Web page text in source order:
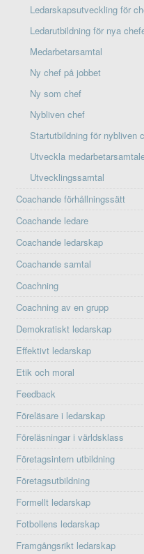
Ledarskapsutveckling för
Ledarutbildning för nya
Medarbetarsamtal
Ny chef på jobbet
Ny som chef
Nybliven chef
Startutbildning för nybliven
Utveckla
Utvecklingssamtal
Coachande förhållningssätt
Coachande ledare
Coachande ledarskap
Coachande samtal
Coachning
Coachning av en grupp
Demokratiskt ledarskap
Effektivt ledarskap
Etik och moral
Feedback
Föreläsare i ledarskap
Föreläsningar i världsklass
Företagsintern utbildning
Företagsutbildning
Formellt ledarskap
Fotbollens ledarskap
Framgångsrikt ledarskap